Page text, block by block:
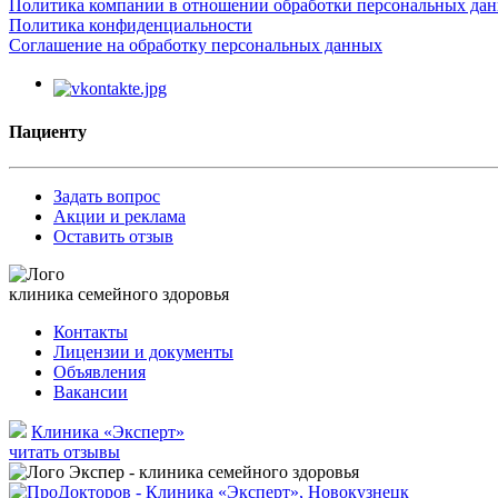
Политика компании в отношении обработки персональных
Политика конфиденциальности
Соглашение на обработку персональных данных
Пациенту
Задать вопрос
Акции и реклама
Оставить отзыв
клиника семейного здоровья
Контакты
Лицензии и документы
Объявления
Вакансии
Клиника «Эксперт»
читать отзывы